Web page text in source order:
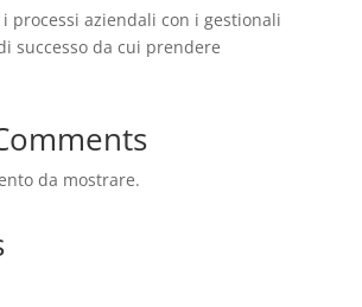
processi aziendali con i gestionali
successo da cui prendere
da mostrare.